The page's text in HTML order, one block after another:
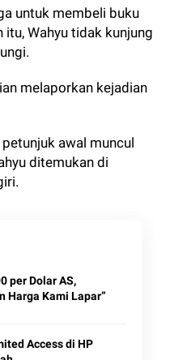
untuk membeli buku
itu, Wahyu tidak kunjung
melaporkan kejadian
awal muncul
ditemukan di
per Dolar AS,
Harga Kami Lapar”
Access di HP